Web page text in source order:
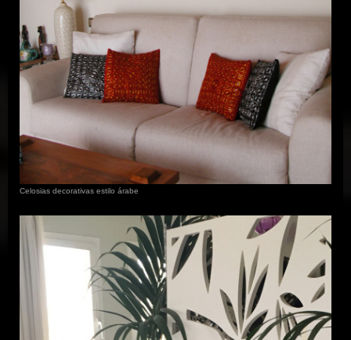
Celosias decorativas estilo árabe